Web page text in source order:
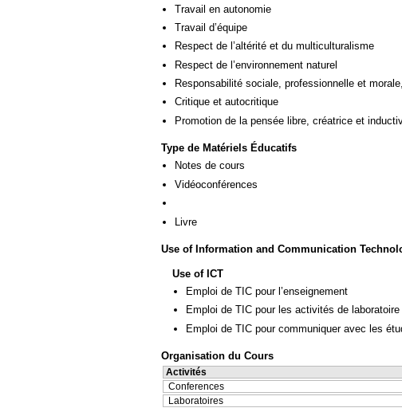
Travail en autonomie
Travail d’équipe
Respect de l’altérité et du multiculturalisme
Respect de l’environnement naturel
Responsabilité sociale, professionnelle et
Critique et autocritique
Promotion de la pensée libre, créatrice et
Type de Matériels Éducatifs
Notes de cours
Vidéoconférences
Livre
Use of Information and Communication
Use of ICT
Emploi de TIC pour l’enseignement
Emploi de TIC pour les activités de laboratoire
Emploi de TIC pour communiquer avec les
Organisation du Cours
Activités
Conferences
Laboratoires